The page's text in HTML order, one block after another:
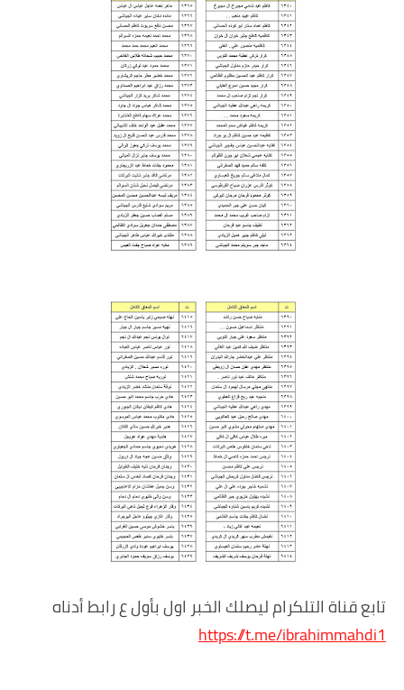
تابع قناة التلكرام ليصلك الخبر اول بأول ع رابط أدناه
https://t.me/ibrahimmahdi1